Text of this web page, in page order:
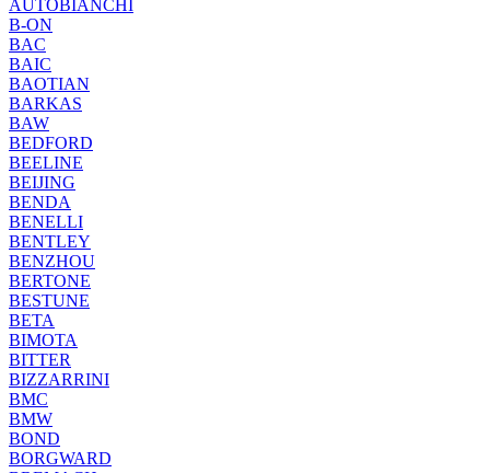
AUTOBIANCHI
B-ON
BAC
BAIC
BAOTIAN
BARKAS
BAW
BEDFORD
BEELINE
BEIJING
BENDA
BENELLI
BENTLEY
BENZHOU
BERTONE
BESTUNE
BETA
BIMOTA
BITTER
BIZZARRINI
BMC
BMW
BOND
BORGWARD